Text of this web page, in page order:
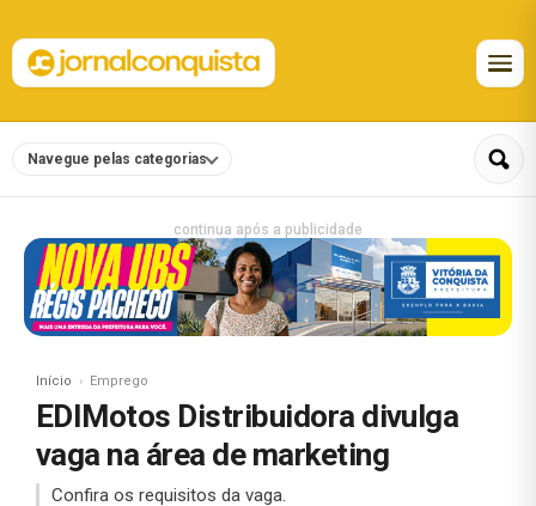
Navegue pelas categorias
continua após a publicidade
Início Emprego
EDIMotos Distribuidora divulga
vaga na área de marketing
Confira os requisitos da vaga.